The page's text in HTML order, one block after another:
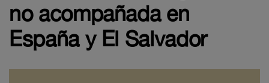
no acompañada en
España y El Salvador